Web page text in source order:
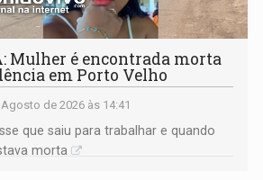
Mulher é encontrada morta
em Porto Velho
de 2026 às 14:41
que saiu para trabalhar e quando
morta